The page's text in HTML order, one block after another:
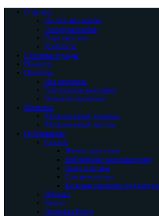
О фонде
Во что мы верим
Пожертвования
Партнерство
Контакты
Срочные нужды
Новости
Проекты
Все проекты
Пасторская академия
Новости проектов
Молитва
Молитвенный дневник
Молитвенный листок
Публикации
Статьи
Жизнь христиан
Библейские размышления
Окно в ислам
Свидетельства
Колонка главного редактора
Журнал
Книги
BarnabasToday